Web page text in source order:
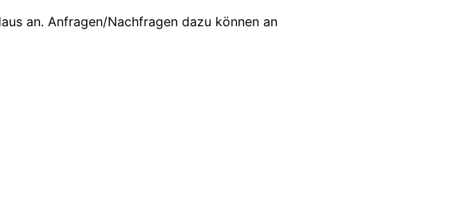
an. Anfragen/Nachfragen dazu können an